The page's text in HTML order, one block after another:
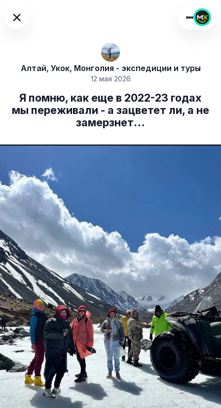
×
Алтай, Укок, Монголия - экспедиции и туры
12 мая 2026
Я помню, как еще в 2022-23 годах
мы переживали - а зацветет ли, а не
замерзнет…